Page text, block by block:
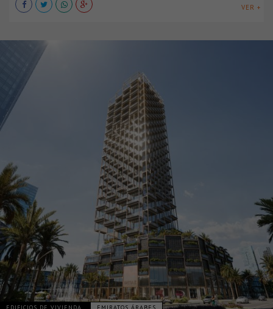
VER +